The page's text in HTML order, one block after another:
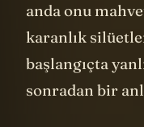
anda onu
karanlık
başlangıçta
sonradan bir